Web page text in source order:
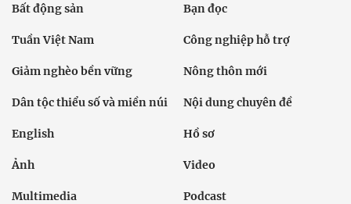
Bất động sản Bạn đọc
Tuần Việt Nam Công nghiệp hỗ trợ
Giảm nghèo bền vững Nông thôn mới
Dân tộc thiểu số và miền núi Nội dung chuyên đề
English Hồ sơ
Ảnh Video
Multimedia Podcast